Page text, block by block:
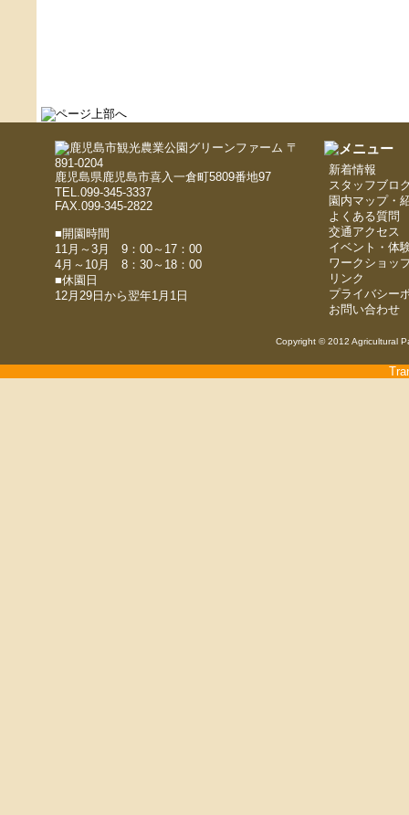
〒
891-0204
鹿児島県鹿児島市喜入一倉町5809番地97
TEL.099-345-3337
FAX.099-345-2822
■開園時間
11月～3月 9：00～17：00
4月～10月 8：30～18：00
■休園日
12月29日から翌年1月1日
新着情報
スタッフブロ
園内マップ・
よくある質問
交通アクセス
イベント・体
ワークショッ
リンク
プライバシー
お問い合わせ
Copyright © 2012 Agricultural